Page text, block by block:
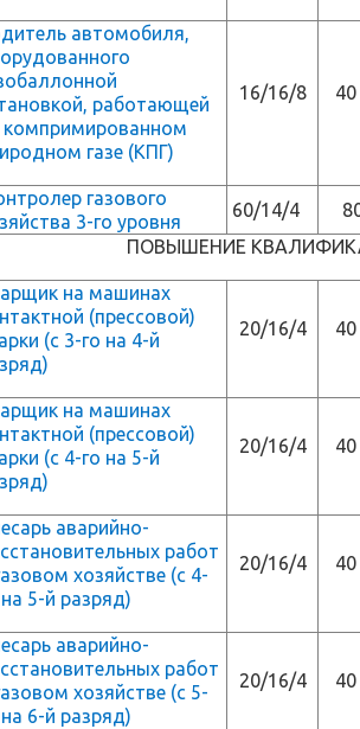
автомобиля,
работающей
компримированном
газе (КПГ)
16/16/8 40
газового
3-го уровня
60/14/4
ПОВЫШЕНИЕ
на машинах
(прессовой)
(с 3-го на 4-й
20/16/4 40
на машинах
(прессовой)
(с 4-го на 5-й
20/16/4 40
аварийно-
работ
хозяйстве (с 4-
на 5-й разряд)
20/16/4 40
аварийно-
работ
хозяйстве (с 5-
на 6-й разряд)
20/16/4 40